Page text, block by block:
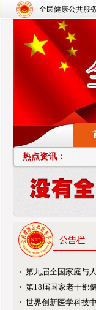
全民健康公共服
热点资讯：
第九届全国家庭与
第18届国家老干部
世界创新医学科技